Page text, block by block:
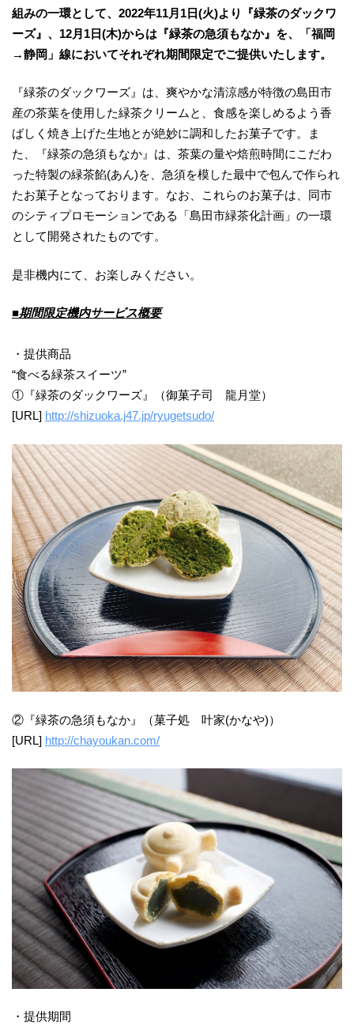
組みの一環として、2022年11月1日(火)より『緑茶のダックワ
ーズ』、12月1日(木)からは『緑茶の急須もなか』を、「福岡
→静岡」線においてそれぞれ期間限定でご提供いたします。
『緑茶のダックワーズ』は、爽やかな清涼感が特徴の島田市
産の茶葉を使用した緑茶クリームと、食感を楽しめるよう香
ばしく焼き上げた生地とが絶妙に調和したお菓子です。ま
た、『緑茶の急須もなか』は、茶葉の量や焙煎時間にこだわ
った特製の緑茶餡(あん)を、急須を模した最中で包んで作られ
たお菓子となっております。なお、これらのお菓子は、同市
のシティプロモーションである「島田市緑茶化計画」の一環
として開発されたものです。
是非機内にて、お楽しみください。
■期間限定機内サービス概要
・提供商品
“食べる緑茶スイーツ”
①『緑茶のダックワーズ』（御菓子司 龍月堂）
[URL] http://shizuoka.j47.jp/ryugetsudo/
②『緑茶の急須もなか』（菓子処 叶家(かなや)）
[URL] http://chayoukan.com/
・提供期間